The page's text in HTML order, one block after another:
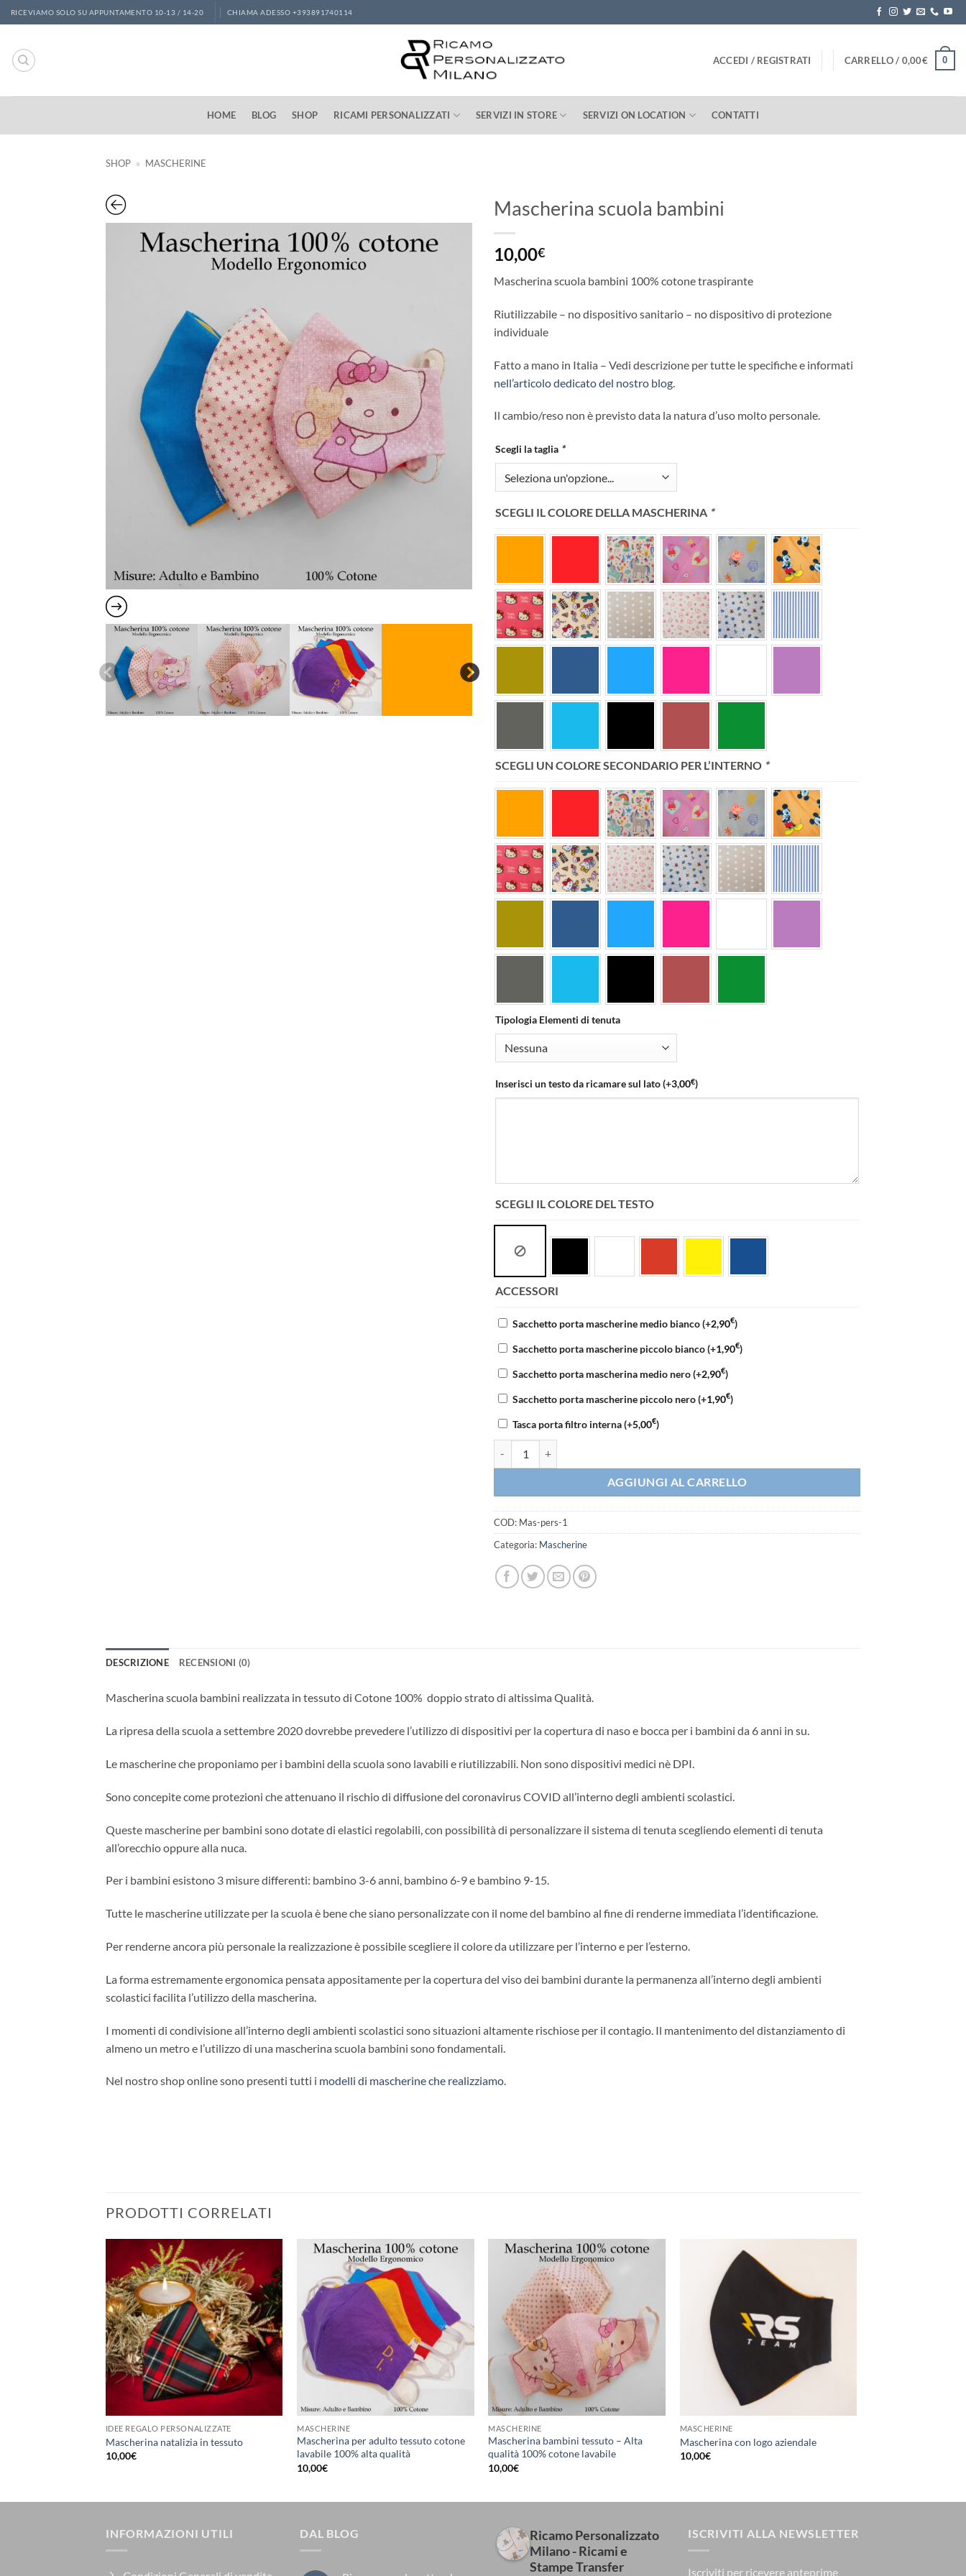
Salta
ai
RICEVIAMO SOLO SU APPUNTAMENTO 10-13 / 14-20 CHIAMA ADESSO +393891740114
ACCEDI / REGISTRATI CARRELLO / 0,00€ 0
HOME BLOG SHOP RICAMI PERSONALIZZATI SERVIZI IN STORE SERVIZI ON LOCATION CONTATTI
SHOP » MASCHERINE
Mascherina scuola bambini
10,00€
Mascherina scuola bambini 100% cotone traspirante
Riutilizzabile – no dispositivo sanitario – no dispositivo di protezione
individuale
Fatto a mano in Italia – Vedi descrizione per tutte le specifiche e informati
nell’articolo dedicato del nostro blog
Il cambio/reso non è previsto data la natura d’uso molto personale.
Scegli la taglia *
SCEGLI IL COLORE DELLA MASCHERINA *
SCEGLI UN COLORE SECONDARIO PER L’INTERNO *
Tipologia Elementi di tenuta
Inserisci un testo da ricamare sul lato(+3,00€)
SCEGLI IL COLORE DEL TESTO
ACCESSORI
Sacchetto porta mascherine medio bianco(+2,90€)
Sacchetto porta mascherine piccolo bianco(+1,90€)
Sacchetto porta mascherina medio nero(+2,90€)
Sacchetto porta mascherine piccolo nero(+1,90€)
Tasca porta filtro interna(+5,00€)
AGGIUNGI AL CARRELLO
COD: Mas-pers-1
Categoria: Mascherine
DESCRIZIONE RECENSIONI (0)
Mascherina scuola bambini realizzata in tessuto di Cotone 100% doppio strato di altissima Qualità.
La ripresa della scuola a settembre 2020 dovrebbe prevedere l’utilizzo di dispositivi per la copertura di naso e bocca per i bambini da 6 anni in su.
Le mascherine che proponiamo per i bambini della scuola sono lavabili e riutilizzabili. Non sono dispositivi medici nè DPI.
Sono concepite come protezioni che attenuano il rischio di diffusione del coronavirus COVID all’interno degli ambienti scolastici.
Queste mascherine per bambini sono dotate di elastici regolabili, con possibilità di personalizzare il sistema di tenuta scegliendo elementi di tenuta
all’orecchio oppure alla nuca.
Per i bambini esistono 3 misure differenti: bambino 3-6 anni, bambino 6-9 e bambino 9-15.
Tutte le mascherine utilizzate per la scuola è bene che siano personalizzate con il nome del bambino al fine di renderne immediata l’identificazione.
Per renderne ancora più personale la realizzazione è possibile scegliere il colore da utilizzare per l’interno e per l’esterno.
La forma estremamente ergonomica pensata appositamente per la copertura del viso dei bambini durante la permanenza all’interno degli ambienti
scolastici facilita l’utilizzo della mascherina.
I momenti di condivisione all’interno degli ambienti scolastici sono situazioni altamente rischiose per il contagio. Il mantenimento del distanziamento di
almeno un metro e l’utilizzo di una mascherina scuola bambini sono fondamentali.
Nel nostro shop online sono presenti tutti i modelli di mascherine che realizziamo.
PRODOTTI CORRELATI
IDEE REGALO PERSONALIZZATE
Mascherina natalizia in tessuto
10,00€
MASCHERINE
Mascherina per adulto tessuto cotone
lavabile 100% alta qualità
10,00€
MASCHERINE
Mascherina bambini tessuto – Alta
qualità 100% cotone lavabile
10,00€
MASCHERINE
Mascherina con logo aziendale
10,00€
INFORMAZIONI UTILI DAL BLOG
Ricamo Personalizzato
Milano - Ricami e
Stampe Transfer
ISCRIVITI ALLA NEWSLETTER
Iscriviti per ricevere anteprime